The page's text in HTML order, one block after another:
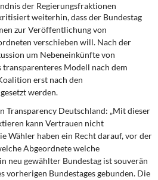
der Regierungsfraktionen
weiterhin, dass der Bundestag
zur Veröffentlichung von
verschieben will. Nach der
um Nebeneinkünfte von
Modell nach dem
erst nach den
werden.
Transparency Deutschland: „Mit dieser
kann Vertrauen nicht
Wähler haben ein Recht darauf, vor der
Abgeordnete welche
neu gewählter Bundestag ist souverän
vorherigen Bundestages gebunden. Die